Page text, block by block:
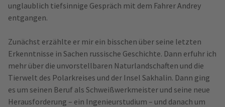
unglaublich tiefsinnige Gespräch mit dem Fahrer Andrey
entgangen.
Zunächst erzählte er mir ein bisschen über seine letzten
Erkenntnisse in Sachen russische Geschichte. Dann erfuhr ich
mehr über die unvorstellbaren Naturlandschaften und die
Tierwelt des Polarkreises und der Insel Sakhalin. Dann ging
es um seinen Beruf als Schweißwerkmeister und seine neue
Herausforderung – ein Ingenieurstudium – und danach um